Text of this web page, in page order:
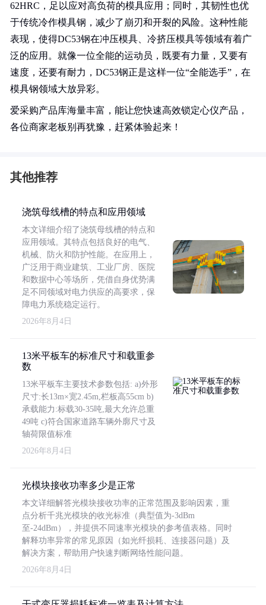
62HRC，足以应对高负荷的模具应用；同时，其韧性也优
于传统冷作模具钢，减少了崩刃和开裂的风险。这种性能
表现，使得DC53钢在冲压模具、冷挤压模具等领域有着广
泛的应用。就像一位全能的运动员，既要有力量，又要有
速度，还要有耐力，DC53钢正是这样一位“全能选手”，在
模具钢领域大放异彩。
爱采购产品库海量丰富，能让您快速高效锁定心仪产品，
各位商家老板别再犹豫，赶紧体验起来！
其他推荐
浇筑母线槽的特点和应用领域
本文详细介绍了浇筑母线槽的特点和
应用领域。其特点包括良好的电气、
机械、防火和防护性能。在应用上，
广泛用于商业建筑、工业厂房、医院
和数据中心等场所，凭借自身优势满
足不同领域对电力供应的高要求，保
障电力系统稳定运行。
2026年8月4日
13米平板车的标准尺寸和载重参
数
13米平板车主要技术参数包括: a)外形
尺寸:长13m×宽2.45m,栏板高55cm b)
承载能力:标载30-35吨,最大允许总重
49吨 c)符合国家道路车辆外廓尺寸及
轴荷限值标准
2026年8月4日
光模块接收功率多少是正常
本文详细解答光模块接收功率的正常范围及影响因素，重
点分析千兆光模块的收光标准（典型值为-3dBm
至-24dBm），并提供不同速率光模块的参考值表格。同时
解释功率异常的常见原因（如光纤损耗、连接器问题）及
解决方案，帮助用户快速判断网络性能问题。
2026年8月4日